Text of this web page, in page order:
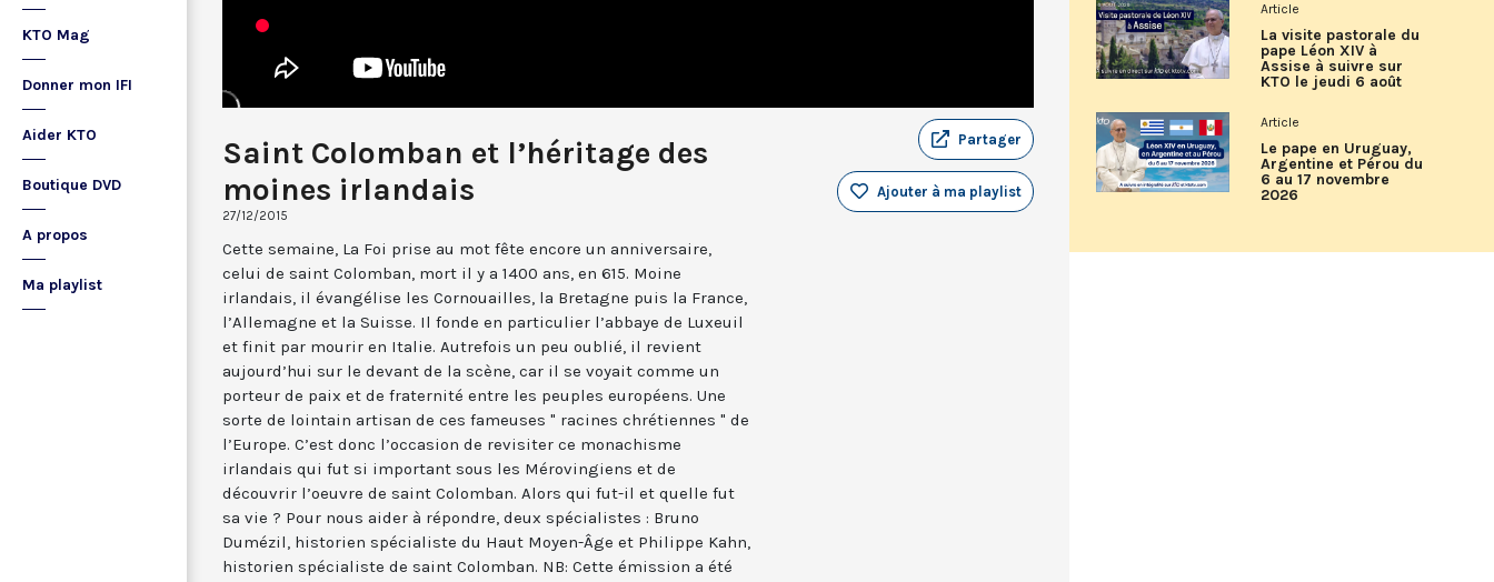
KTO Mag
Donner mon IFI
Aider KTO
Boutique DVD
A propos
Ma playlist
Saint Colomban et l’héritage des
moines irlandais
27/12/2015
Partager
Ajouter à ma playlist
Cette semaine, La Foi prise au mot fête encore un anniversaire,
celui de saint Colomban, mort il y a 1400 ans, en 615. Moine
irlandais, il évangélise les Cornouailles, la Bretagne puis la France,
l’Allemagne et la Suisse. Il fonde en particulier l’abbaye de Luxeuil
et finit par mourir en Italie. Autrefois un peu oublié, il revient
aujourd’hui sur le devant de la scène, car il se voyait comme un
porteur de paix et de fraternité entre les peuples européens. Une
sorte de lointain artisan de ces fameuses " racines chrétiennes " de
l’Europe. C’est donc l’occasion de revisiter ce monachisme
irlandais qui fut si important sous les Mérovingiens et de
découvrir l’oeuvre de saint Colomban. Alors qui fut-il et quelle fut
sa vie ? Pour nous aider à répondre, deux spécialistes : Bruno
Dumézil, historien spécialiste du Haut Moyen-Âge et Philippe Kahn,
historien spécialiste de saint Colomban. NB: Cette émission a été
Article
La visite pastorale du
pape Léon XIV à
Assise à suivre sur
KTO le jeudi 6 août
Article
Le pape en Uruguay,
Argentine et Pérou du
6 au 17 novembre
2026